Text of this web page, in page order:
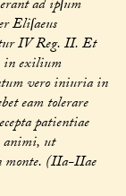
ad ipſum
Eliſaeus
IV Reg. II. Et
in exilium
vero iniuria in
eam tolerare
patientiae
animi, ut
monte. (IIa-IIae